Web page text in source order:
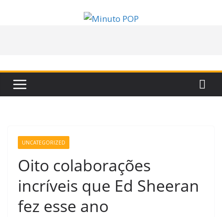
UNCATEGORIZED
Oito colaborações
incríveis que Ed Sheeran
fez esse ano